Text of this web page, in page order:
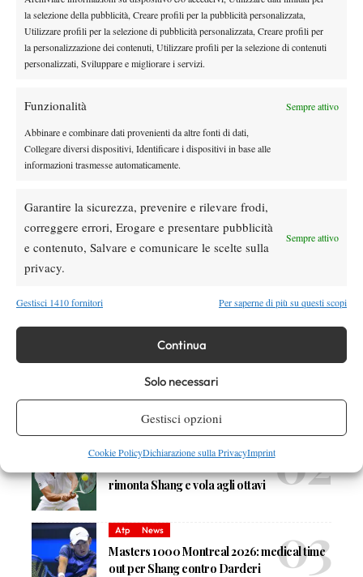
la selezione della pubblicità, Creare profili per la pubblicità personalizzata,
Utilizzare profili per la selezione di pubblicità personalizzata, Creare profili per
la personalizzazione dei contenuti, Utilizzare profili per la selezione di contenuti
personalizzati, Sviluppare e migliorare i servizi.
Funzionalità Sempre attivo
Abbinare e combinare dati provenienti da altre fonti di dati,
Collegare diversi dispositivi, Identificare i dispositivi in base alle
informazioni trasmesse automaticamente.
Garantire la sicurezza, prevenire e rilevare frodi,
correggere errori, Erogare e presentare pubblicità
e contenuto, Salvare e comunicare le scelte sulla
privacy.
Sempre attivo
Gestisci 1410 fornitori Per saperne di più su questi scopi
Continua
Solo necessari
Gestisci opzioni
Cookie PolicyDichiarazione sulla PrivacyImprint
Fai clic su "Accetto" per abilitare Instagram
Accetto
DI TENDENZA
Atp News
Masters 1000 Montreal 2026: programma,
orario e ordine di gioco venerdì 7 agosto.
Arnaldi apre sul Centrale
rimonta Shang e vola agli ottavi
Atp News
Masters 1000 Montreal 2026: medical time
out per Shang contro Darderi